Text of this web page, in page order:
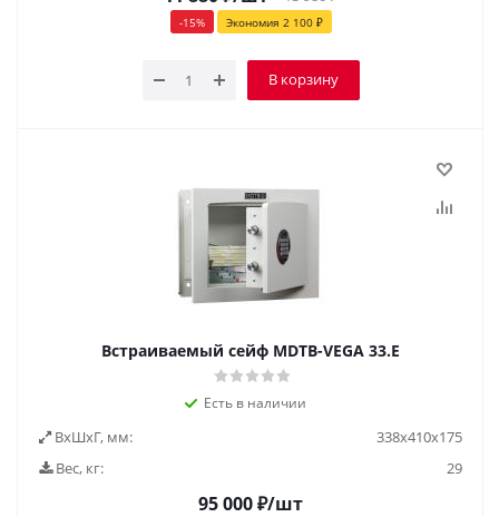
-15% Экономия 2 100₽
В корзину
Встраиваемый сейф MDTB-VEGA 33.E
Есть в наличии
ВxШxГ, мм:
338x410x175
Вес, кг:
29
95 000₽/шт